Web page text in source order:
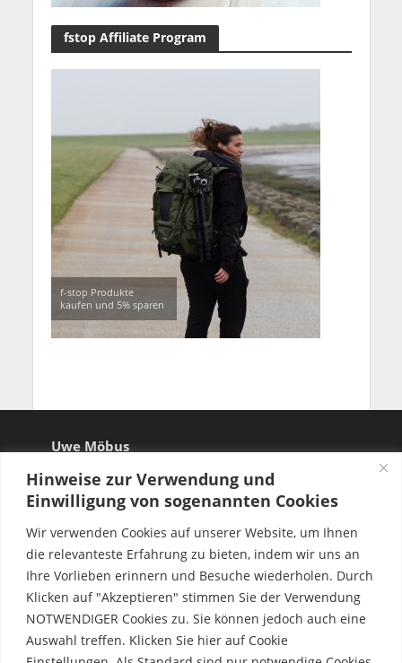
Hinweise zur Verwendung und
Einwilligung von sogenannten Cookies
Wir verwenden Cookies auf unserer Website, um Ihnen
die relevanteste Erfahrung zu bieten, indem wir uns an
Ihre Vorlieben erinnern und Besuche wiederholen. Durch
Klicken auf "Akzeptieren" stimmen Sie der Verwendung
NOTWENDIGER Cookies zu. Sie können jedoch auch eine
Auswahl treffen. Klicken Sie hier auf Cookie
fstop Affiliate Program
f-stop Produkte
kaufen und 5% sparen
Uwe Möbus